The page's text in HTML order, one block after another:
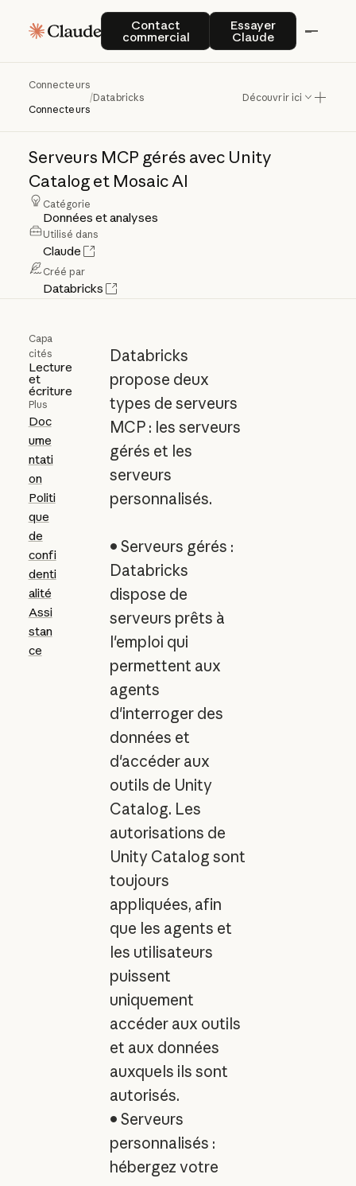
Contact
commercial
Contact commercial
Essayer
Claude
Essayer Claude
Connecteurs
Connecteurs
/Databricks Découvrir ici
Databricks
Serveurs MCP gérés avec Unity
Catalog et Mosaic AI
Catégorie
Données et analyses
Utilisé dans
Claude
Créé par
Databricks
Capa
cités
Lecture
et
écriture
Plus
Doc
ume
ntati
on
Politi
que
de
confi
denti
alité
Assi
stan
ce
Databricks
propose deux
types de serveurs
MCP : les serveurs
gérés et les
serveurs
personnalisés.
• Serveurs gérés :
Databricks
dispose de
serveurs prêts à
l'emploi qui
permettent aux
agents
d'interroger des
données et
d'accéder aux
outils de Unity
Catalog. Les
autorisations de
Unity Catalog sont
toujours
appliquées, afin
que les agents et
les utilisateurs
puissent
uniquement
accéder aux outils
et aux données
auxquels ils sont
autorisés.
• Serveurs
personnalisés :
hébergez votre